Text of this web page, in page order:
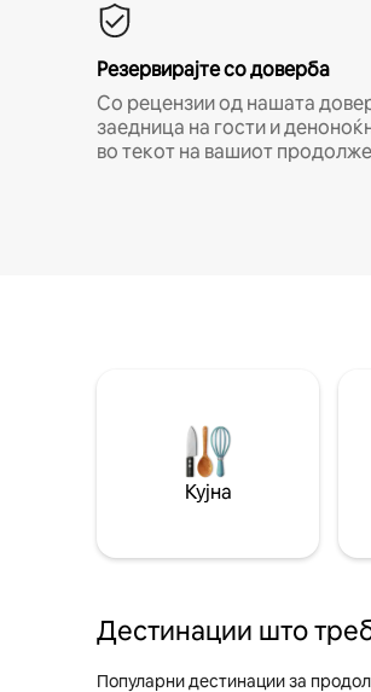
Резервирајте со доверба
Со рецензии од нашата
заедница на гости и
во текот на вашиот
Кујна
Дестинации што
Популарни дестинации за